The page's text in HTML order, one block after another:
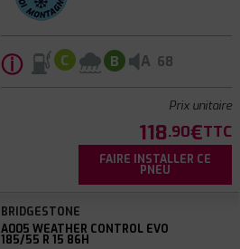
ⓘ C B A 68
Prix unitaire
118.90€TTC
FAIRE INSTALLER CE
PNEU
BRIDGESTONE
A005 WEATHER CONTROL EVO
185/55 R 15 86H